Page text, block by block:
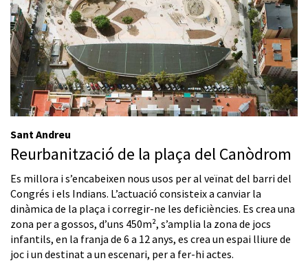
Sant Andreu
Reurbanització de la plaça del Canòdrom
Es millora i s’encabeixen nous usos per al veïnat del barri del
Congrés i els Indians. L’actuació consisteix a canviar la
dinàmica de la plaça i corregir-ne les deficiències. Es crea una
zona per a gossos, d’uns 450m², s’amplia la zona de jocs
infantils, en la franja de 6 a 12 anys, es crea un espai lliure de
joc i un destinat a un escenari, per a fer-hi actes.